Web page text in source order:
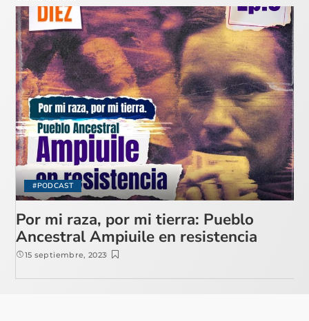
#PODCAST
Por mi raza, por mi tierra: Pueblo
Ancestral Ampiuile en resistencia
15 septiembre, 2023